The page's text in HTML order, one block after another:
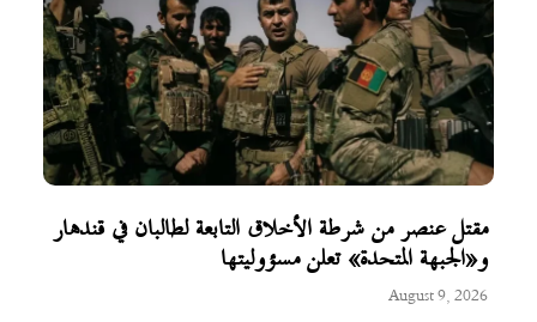
مقتل عنصر من شرطة الأخلاق التابعة لطالبان في قندهار
و«الجبهة المتحدة» تعلن مسؤوليتها
August 9, 2026